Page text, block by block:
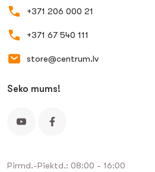
+371 206 000 21
+371 67 540 111
store@centrum.lv
Seko mums!
Pirmd.-Piektd.: 08:00 - 16:00